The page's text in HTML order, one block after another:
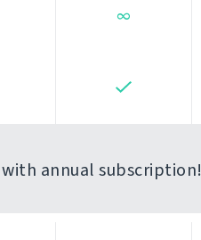
∞
with annual subscription!